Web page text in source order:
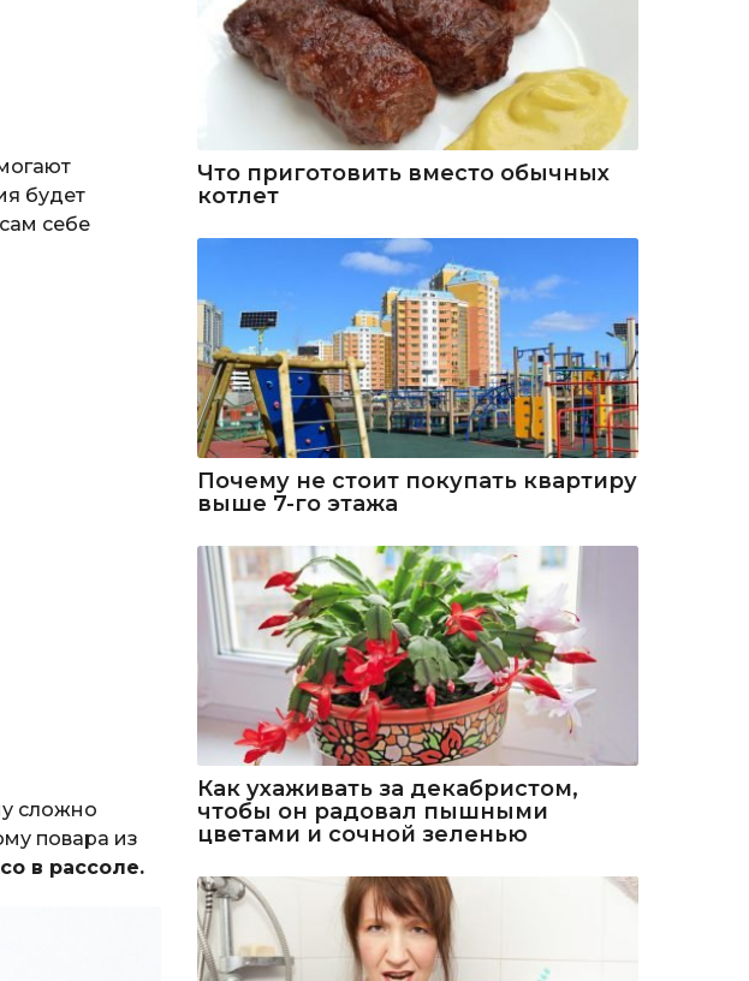
будет
себе
сложно
повара из
в рассоле.
Что приготовить вместо обычных
котлет
Почему не стоит покупать квартиру
выше 7-го этажа
Как ухаживать за декабристом,
чтобы он радовал пышными
цветами и сочной зеленью